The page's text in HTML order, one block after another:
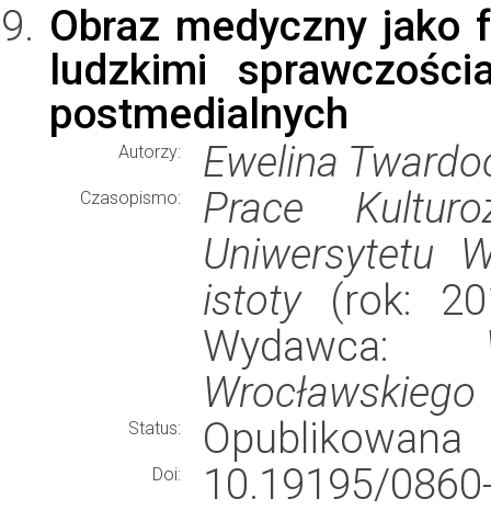
Obraz medyczny jako
ludzkimi
postmedialnych
Autorzy: Ewelina
Czasopismo:
Prace
Uniwersytetu
istoty(rok:
Wydawca:
Wrocławskiego
Status: Opublikowana
Doi: 10.19195/